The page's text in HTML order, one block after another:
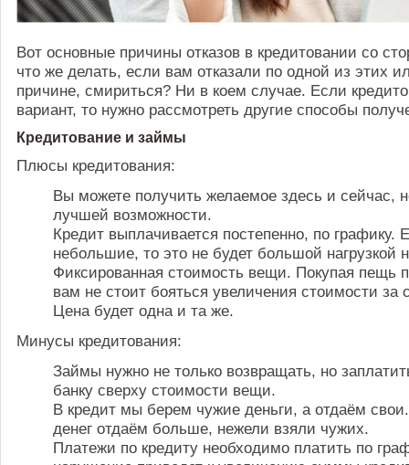
Вот основные причины отказов в кредитовании со
что же делать, если вам отказали по одной из этих
причине, смириться? Ни в коем случае. Если
вариант, то нужно рассмотреть другие способы
Кредитование и займы
Плюсы кредитования:
Вы можете получить желаемое здесь и сейчас,
лучшей возможности.
Кредит выплачивается постепенно, по графику.
небольшие, то это не будет большой нагрузкой
Фиксированная стоимость вещи. Покупая пещь
вам не стоит бояться увеличения стоимости
Цена будет одна и та же.
Минусы кредитования:
Займы нужно не только возвращать, но
банку сверху стоимости вещи.
В кредит мы берем чужие деньги, а отдаём
денег отдаём больше, нежели взяли чужих.
Платежи по кредиту необходимо платить по